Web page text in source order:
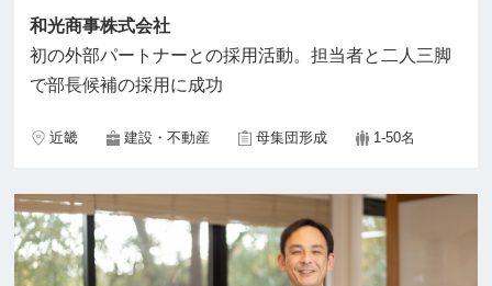
和光商事株式会社
初の外部パートナーとの採用活動。担当者と二人三脚
で部長候補の採用に成功
近畿 建設・不動産 母集団形成 1-50名